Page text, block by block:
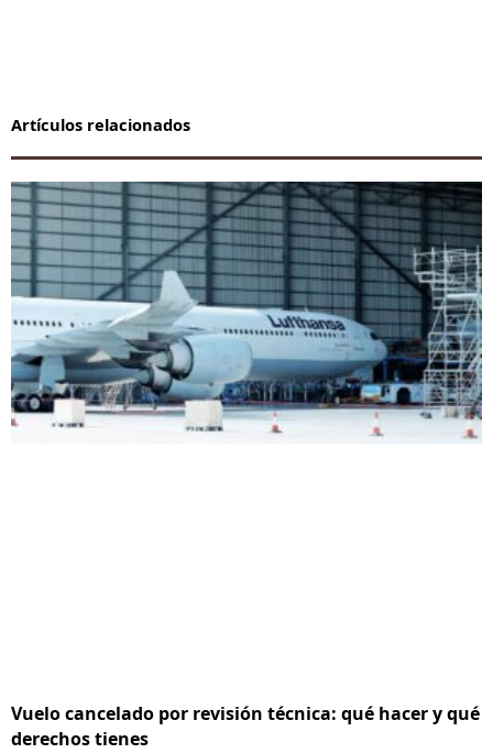
Artículos relacionados
Vuelo cancelado por revisión técnica: qué hacer y qué
derechos tienes